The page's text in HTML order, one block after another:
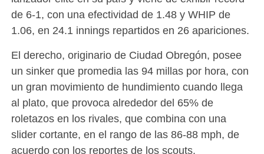
de 6-1, con una efectividad de 1.48 y WHIP de
1.06, en 24.1 innings repartidos en 26 apariciones.
El derecho, originario de Ciudad Obregón, posee
un sinker que promedia las 94 millas por hora, con
un gran movimiento de hundimiento cuando llega
al plato, que provoca alrededor del 65% de
roletazos en los rivales, que combina con una
slider cortante, en el rango de las 86-88 mph, de
acuerdo con los reportes de los scouts.